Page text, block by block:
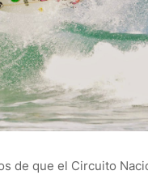
de que el Circuito